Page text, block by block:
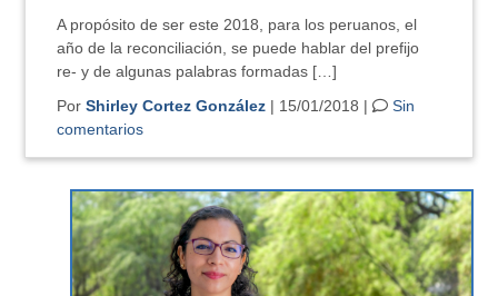
A propósito de ser este 2018, para los peruanos, el
año de la reconciliación, se puede hablar del prefijo
re- y de algunas palabras formadas […]
PorShirley Cortez González | 15/01/2018 |
Sin
comentarios